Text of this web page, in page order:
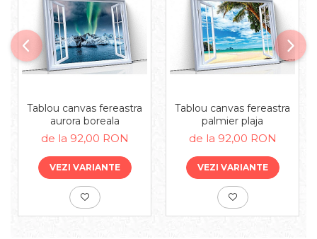
Tablou canvas fereastra
aurora boreala
de la 92,00 RON
VEZI VARIANTE
Tablou canvas fereastra
palmier plaja
de la 92,00 RON
VEZI VARIANTE